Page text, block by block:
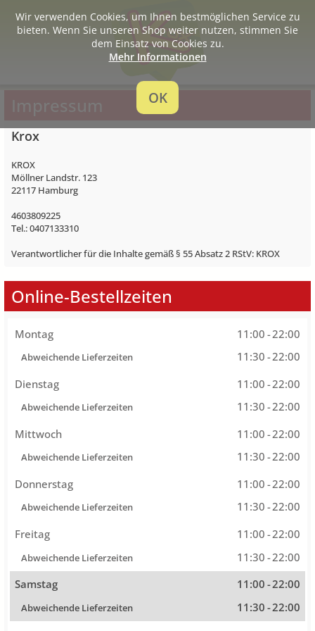
Krox
KROX
Möllner Landstr. 123
22117 Hamburg
4603809225
Tel.: 0407133310
Verantwortlicher für die Inhalte gemäß § 55 Absatz 2 RStV: KROX
Online-Bestellzeiten
Montag 11:00-22:00
Abweichende Lieferzeiten 11:30-22:00
Dienstag
11:00-22:00
Abweichende Lieferzeiten 11:30-22:00
Mittwoch
11:00-22:00
Abweichende Lieferzeiten 11:30-22:00
Donnerstag
11:00-22:00
Abweichende Lieferzeiten 11:30-22:00
Freitag
11:00-22:00
Abweichende Lieferzeiten 11:30-22:00
Samstag
11:00-22:00
Abweichende Lieferzeiten 11:30-22:00
Wir verwenden Cookies, um Ihnen bestmöglichen Service zu
bieten. Wenn Sie unseren Shop weiter nutzen, stimmen Sie
dem Einsatz von Cookies zu.
Mehr Informationen
OK